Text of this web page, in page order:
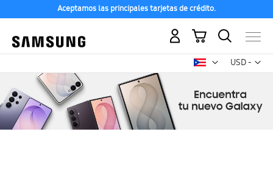
Aceptamos las principales tarjetas de crédito.
USD -
dólar
Mi carrito